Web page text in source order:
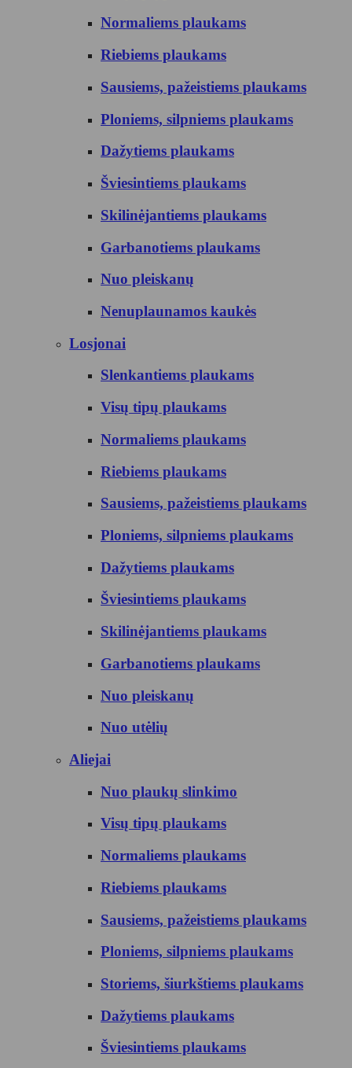
Normaliems plaukams
Riebiems plaukams
Sausiems, pažeistiems plaukams
Ploniems, silpniems plaukams
Dažytiems plaukams
Šviesintiems plaukams
Skilinėjantiems plaukams
Garbanotiems plaukams
Nuo pleiskanų
Nenuplaunamos kaukės
Losjonai
Slenkantiems plaukams
Visų tipų plaukams
Normaliems plaukams
Riebiems plaukams
Sausiems, pažeistiems plaukams
Ploniems, silpniems plaukams
Dažytiems plaukams
Šviesintiems plaukams
Skilinėjantiems plaukams
Garbanotiems plaukams
Nuo pleiskanų
Nuo utėlių
Aliejai
Nuo plaukų slinkimo
Visų tipų plaukams
Normaliems plaukams
Riebiems plaukams
Sausiems, pažeistiems plaukams
Ploniems, silpniems plaukams
Storiems, šiurkštiems plaukams
Dažytiems plaukams
Šviesintiems plaukams